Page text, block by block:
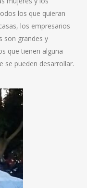
los que quieran
los empresarios
son grandes y
que tienen alguna
se pueden desarrollar.